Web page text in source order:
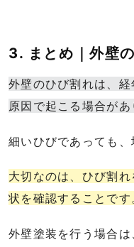
3. まとめ｜外壁
外壁のひび割れは、
原因で起こる場合があ
細いひびであっても
大切なのは、ひび割
状を確認することです
外壁塗装を行う場合